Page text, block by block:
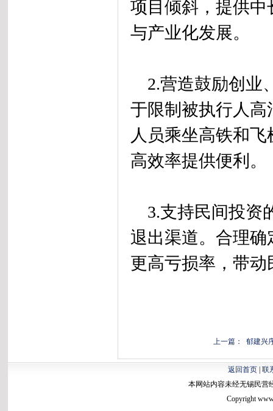
项目倾斜，提供
与产业化发展。
2.营造鼓励创业
于限制被执行人
人员乘坐高铁和
高效率提供便利。
3.支持民间投资
退出渠道。合理
更高亏损率，带
上一篇： 郁建兴
返回首页| 联
本网站内容未经无锡民营
Copyright